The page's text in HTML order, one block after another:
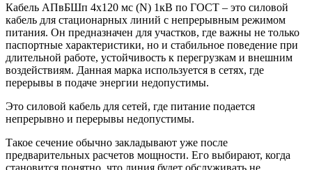
Кабель АПвБШп 4х120 мс (N) 1кВ по ГОСТ – это силовой
кабель для стационарных линий с непрерывным режимом
питания. Он предназначен для участков, где важны не только
паспортные характеристики, но и стабильное поведение при
длительной работе, устойчивость к перегрузкам и внешним
воздействиям. Данная марка используется в сетях, где
перерывы в подаче энергии недопустимы.
Это силовой кабель для сетей, где питание подается
непрерывно и перерывы недопустимы.
Такое сечение обычно закладывают уже после
предварительных расчетов мощности. Его выбирают, когда
становится понятно, что линия будет обслуживать не